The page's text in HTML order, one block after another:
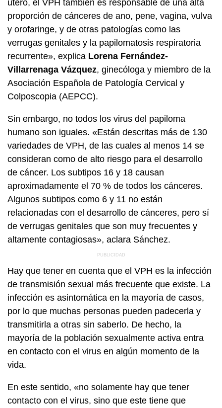
útero, el VPH también es responsable de una alta
proporción de cánceres de ano, pene, vagina, vulva
y orofaringe, y de otras patologías como las
verrugas genitales y la papilomatosis respiratoria
recurrente», explica Lorena Fernández-
Villarrenaga Vázquez, ginecóloga y miembro de la
Asociación Española de Patología Cervical y
Colposcopia (AEPCC).
Sin embargo, no todos los virus del papiloma
humano son iguales. «Están descritas más de 130
variedades de VPH, de las cuales al menos 14 se
consideran como de alto riesgo para el desarrollo
de cáncer. Los subtipos 16 y 18 causan
aproximadamente el 70 % de todos los cánceres.
Algunos subtipos como 6 y 11 no están
relacionadas con el desarrollo de cánceres, pero sí
de verrugas genitales que son muy frecuentes y
altamente contagiosas», aclara Sánchez.
Hay que tener en cuenta que el VPH es la infección
de transmisión sexual más frecuente que existe. La
infección es asintomática en la mayoría de casos,
por lo que muchas personas pueden padecerla y
transmitirla a otras sin saberlo. De hecho, la
mayoría de la población sexualmente activa entra
en contacto con el virus en algún momento de la
vida.
En este sentido, «no solamente hay que tener
contacto con el virus, sino que este tiene que